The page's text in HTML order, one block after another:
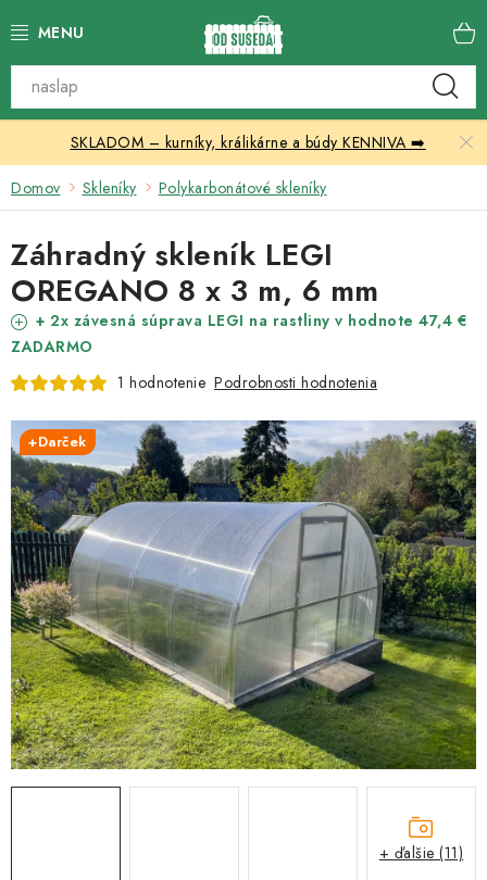
na
Katalóg produktov
Skleníky
Nábytok
Chovateľské potreby
Prístrešky
Vonkajšia dlažba
Kontakty
Kachle
SKLADOM – kurníky, králikárne a búdy KENNIVA ➡️
Domov Skleníky Polykarbonátové skleníky
Záhradný skleník LEGI
OREGANO 8 x 3 m, 6 mm
+ 2x závesná súprava LEGI na rastliny v hodnote 47,4 €
ZADARMO
1 hodnotenie Podrobnosti hodnotenia
+Darček
+ ďalšie (11)